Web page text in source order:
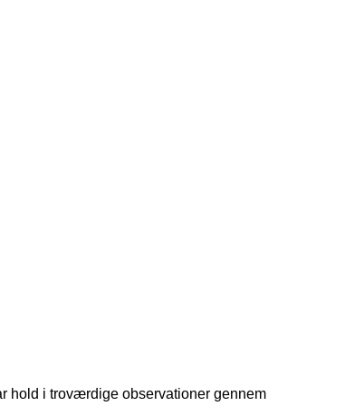
hold i troværdige observationer gennem